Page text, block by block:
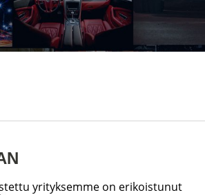
yrityksemme on erikoistunut